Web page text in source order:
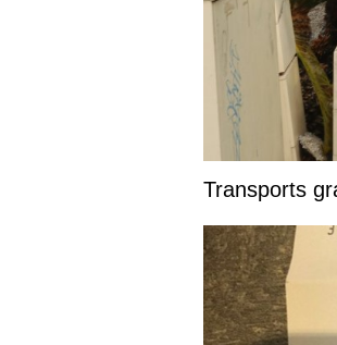
Transports